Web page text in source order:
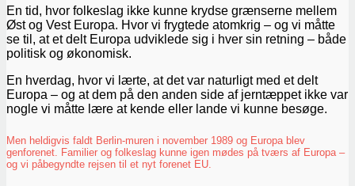
En tid, hvor folkeslag ikke kunne krydse grænserne mellem
Øst og Vest Europa. Hvor vi frygtede atomkrig – og vi måtte
se til, at et delt Europa udviklede sig i hver sin retning – både
politisk og økonomisk.
En hverdag, hvor vi lærte, at det var naturligt med et delt
Europa – og at dem på den anden side af jerntæppet ikke var
nogle vi måtte lære at kende eller lande vi kunne besøge.
Men heldigvis faldt Berlin-muren i november 1989 og Europa blev
genforenet. Familier og folkeslag kunne igen mødes på tværs af Europa –
og vi påbegyndte rejsen til et nyt forenet EU.